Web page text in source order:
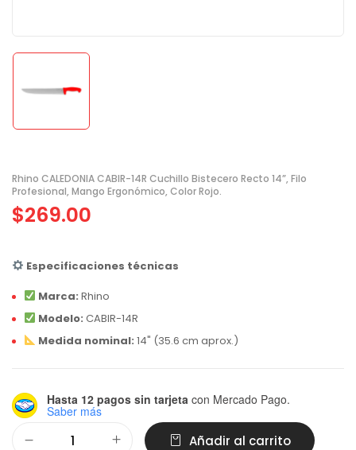
Rhino CALEDONIA CABIR-14R Cuchillo Bistecero Recto 14”, Filo
Profesional, Mango Ergonómico, Color Rojo.
$269.00
Especificaciones técnicas
Marca: Rhino
Modelo: CABIR-14R
Medida nominal: 14" (35.6 cm aprox.)
Hasta 12 pagos sin tarjeta con Mercado Pago.
Saber más
Añadir al carrito